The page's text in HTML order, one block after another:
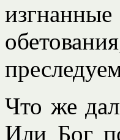
Что же
Или Бог